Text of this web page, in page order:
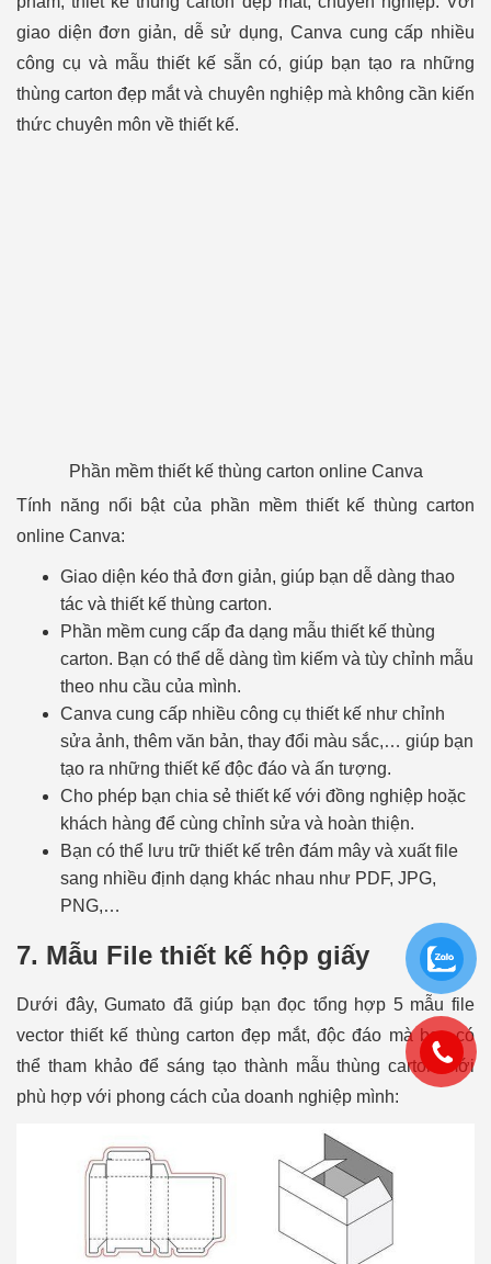
giao diện đơn giản, dễ sử dụng, Canva cung cấp nhiều
công cụ và mẫu thiết kế sẵn có, giúp bạn tạo ra những
thùng carton đẹp mắt và chuyên nghiệp mà không cần kiến
thức chuyên môn về thiết kế.
Phần mềm thiết kế thùng carton online Canva
Tính năng nổi bật của phần mềm thiết kế thùng carton
online Canva:
Giao diện kéo thả đơn giản, giúp bạn dễ dàng thao
tác và thiết kế thùng carton.
Phần mềm cung cấp đa dạng mẫu thiết kế thùng
carton. Bạn có thể dễ dàng tìm kiếm và tùy chỉnh mẫu
theo nhu cầu của mình.
Canva cung cấp nhiều công cụ thiết kế như chỉnh
sửa ảnh, thêm văn bản, thay đổi màu sắc,… giúp bạn
tạo ra những thiết kế độc đáo và ấn tượng.
Cho phép bạn chia sẻ thiết kế với đồng nghiệp hoặc
khách hàng để cùng chỉnh sửa và hoàn thiện.
Bạn có thể lưu trữ thiết kế trên đám mây và xuất file
sang nhiều định dạng khác nhau như PDF, JPG,
PNG,…
7. Mẫu File thiết kế hộp giấy
Dưới đây, Gumato đã giúp bạn đọc tổng hợp 5 mẫu file
vector thiết kế thùng carton đẹp mắt, độc đáo mà bạn có
thể tham khảo để sáng tạo thành mẫu thùng carton mới
phù hợp với phong cách của doanh nghiệp mình: